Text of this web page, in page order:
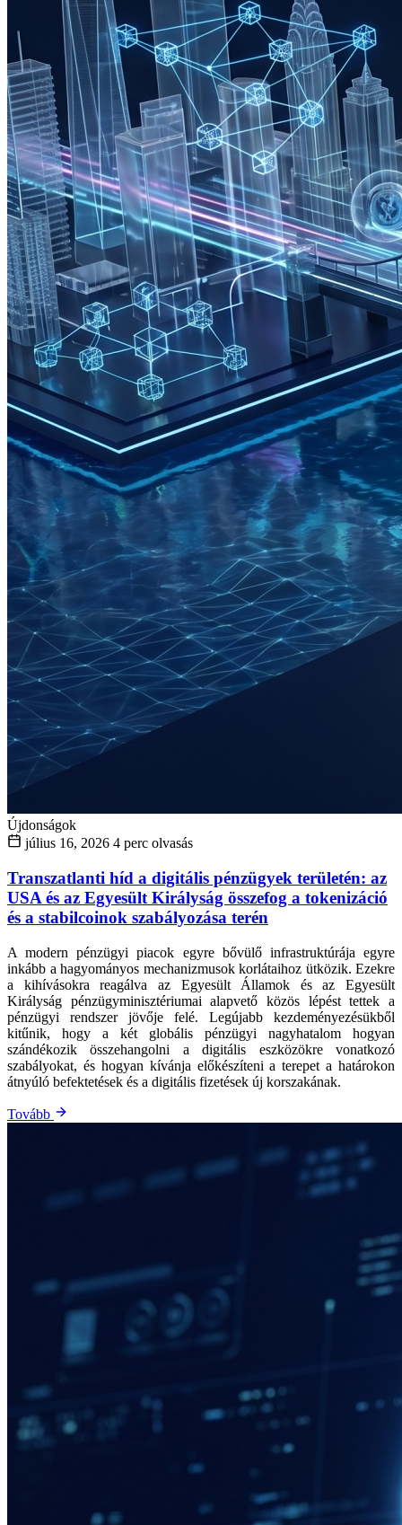
Újdonságok
július 16, 2026 4 perc olvasás
Transzatlanti híd a digitális pénzügyek területén: az
USA és az Egyesült Királyság összefog a tokenizáció
és a stabilcoinok szabályozása terén
A modern pénzügyi piacok egyre bővülő infrastruktúrája egyre
inkább a hagyományos mechanizmusok korlátaihoz ütközik. Ezekre
a kihívásokra reagálva az Egyesült Államok és az Egyesült
Királyság pénzügyminisztériumai alapvető közös lépést tettek a
pénzügyi rendszer jövője felé. Legújabb kezdeményezésükből
kitűnik, hogy a két globális pénzügyi nagyhatalom hogyan
szándékozik összehangolni a digitális eszközökre vonatkozó
szabályokat, és hogyan kívánja előkészíteni a terepet a határokon
átnyúló befektetések és a digitális fizetések új korszakának.
Tovább